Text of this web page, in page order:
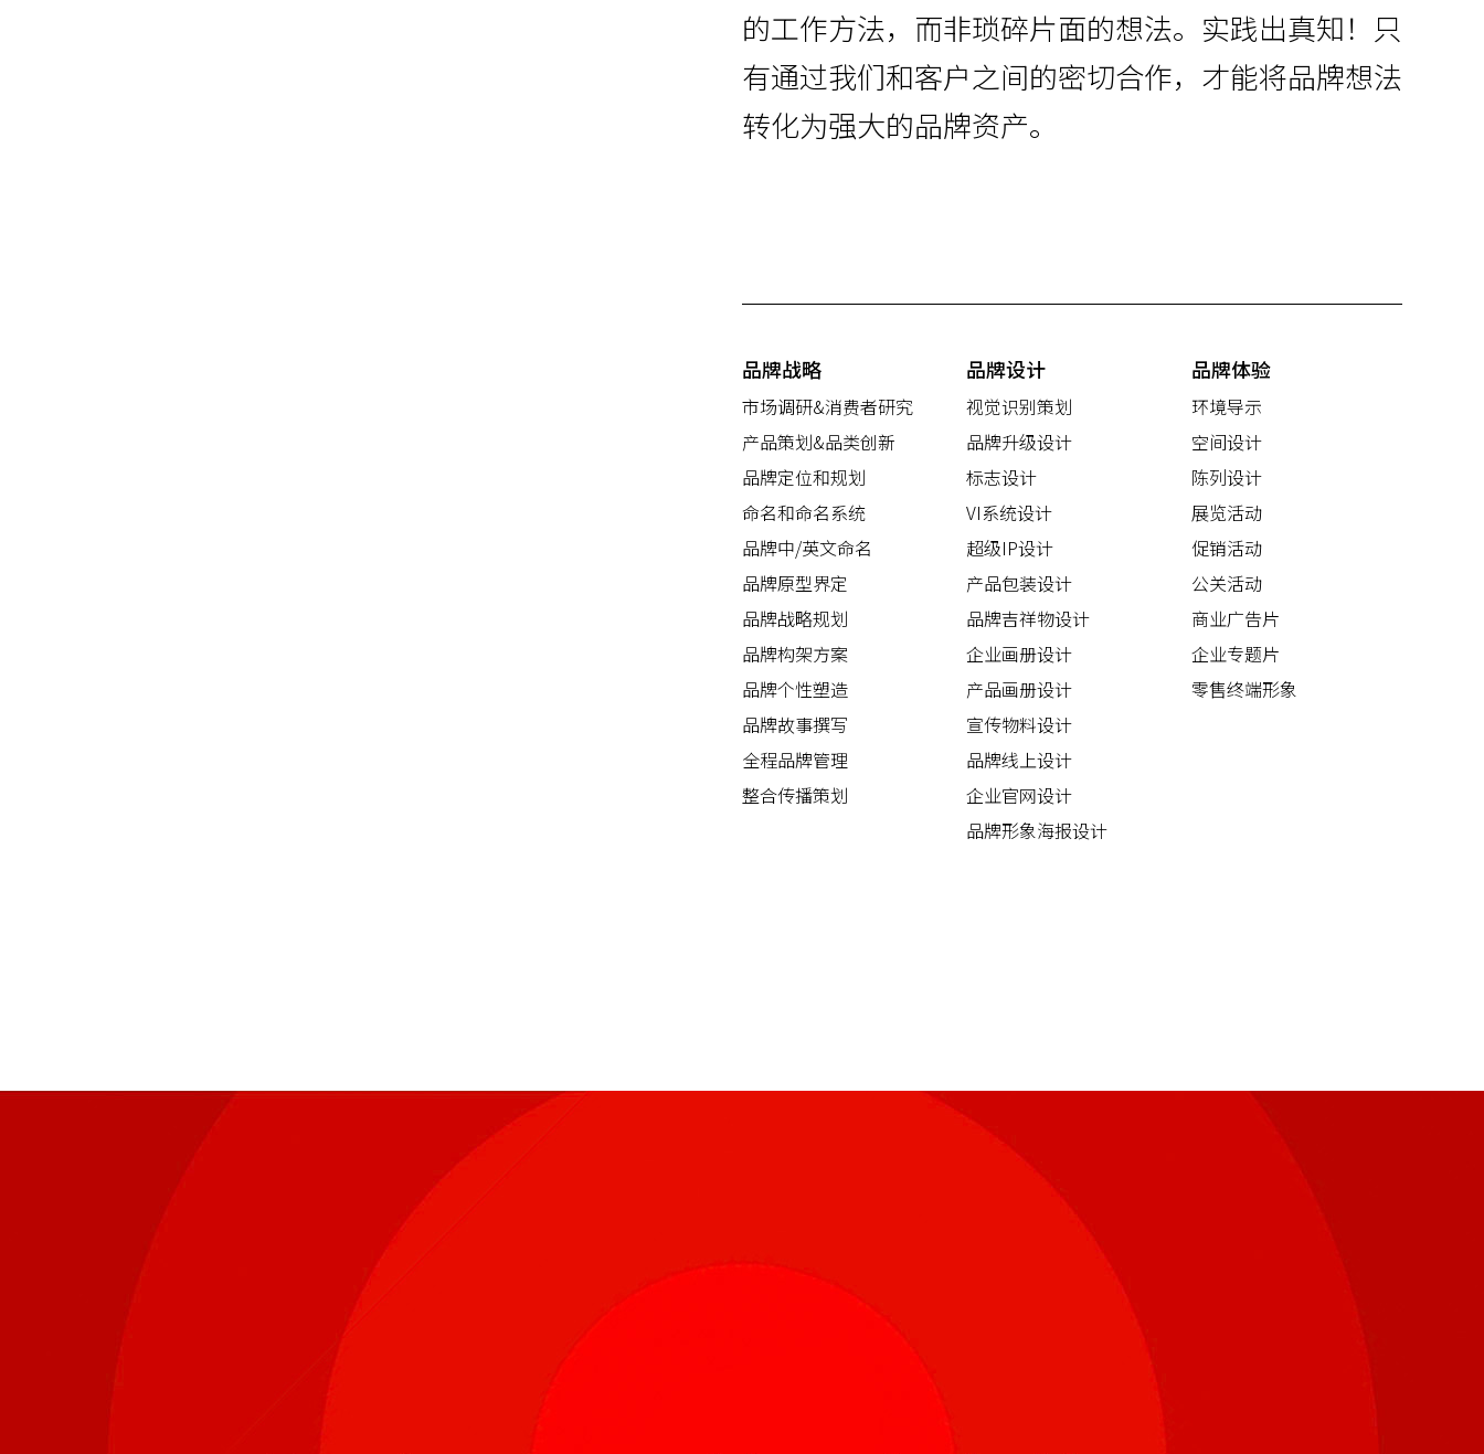
的工作方法，而非琐碎片面的想法。实践出真知！只
有通过我们和客户之间的密切合作，才能将品牌想法
转化为强大的品牌资产。
品牌战略
市场调研&消费者研究
产品策划&品类创新
品牌定位和规划
命名和命名系统
品牌中/英文命名
品牌原型界定
品牌战略规划
品牌构架方案
品牌个性塑造
品牌故事撰写
全程品牌管理
整合传播策划
品牌设计
视觉识别策划
品牌升级设计
标志设计
VI系统设计
超级IP设计
产品包装设计
品牌吉祥物设计
企业画册设计
产品画册设计
宣传物料设计
品牌线上设计
企业官网设计
品牌形象海报设计
品牌体验
环境导示
空间设计
陈列设计
展览活动
促销活动
公关活动
商业广告片
企业专题片
零售终端形象